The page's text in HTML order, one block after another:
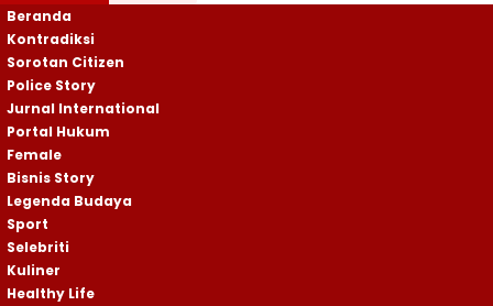
Beranda
Kontradiksi
Sorotan Citizen
Police Story
Jurnal International
Portal Hukum
Female
Bisnis Story
Legenda Budaya
Sport
Selebriti
Kuliner
Healthy Life